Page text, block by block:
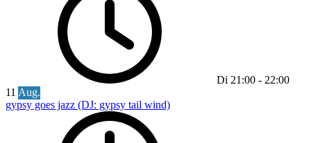
Di 21:00 - 22:00
11 Aug.
gypsy goes jazz (DJ: gypsy tail wind)